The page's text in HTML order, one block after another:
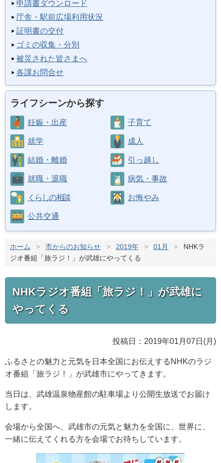
申請書ダウンロード
庁舎・駅前広場利用状況
証明書の交付
ゴミの収集・分別
被災された皆さまへ
各課お問合せ
ライフシーンから探す
妊娠・出産 子育て
就学 成人
結婚・離婚 引っ越し
就職・退職 病気・事故
くらしの相談 お悔やみ
公共交通
ホーム > 市からのお知らせ > 2019年 > 01月 >
NHKラ
ジオ番組「旅ラジ！」が武雄にやってくる
NHKラジオ番組「旅ラジ！」が武雄に
やってくる
投稿日：2019年01月07日(月)
ふるさとの魅力と元気を日本全国にお伝えするNHKのラジ
オ番組「旅ラジ！」が武雄市にやってきます。
当日は、武雄温泉物産館の駐車場より公開生放送でお届け
します。
会場から全国へ、武雄市の元気と魅力を全国に、世界に、
一緒に伝えてくれる方を会場でお待ちしています。